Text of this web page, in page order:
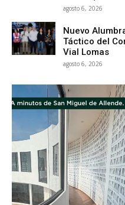
agosto 6, 2026
Nuevo
Táctico del
Vial Lomas
agosto 6, 2026